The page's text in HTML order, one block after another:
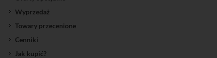
Wyprzedaż
Towary przecenione
Cenniki
Jak kupić?